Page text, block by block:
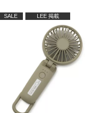
SALE LEE 掲載